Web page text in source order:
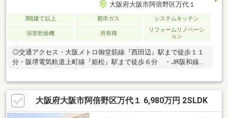
大阪府大阪市阿倍野区万代１
3階建て以上 都市ガス システムキッチン
浴室乾燥機 所有権
リフォームリノベーシ
ョン
◎交通アクセス・大阪メトロ御堂筋線『西田辺』駅まで徒歩１１
分・阪堺電気軌道上町線『姫松』駅まで徒歩６分 ・JR阪和線
大阪府大阪市阿倍野区万代１ 6,980万円 2SLDK